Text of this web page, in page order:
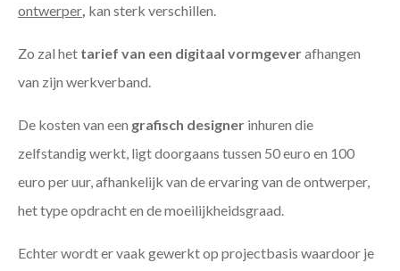
ontwerper kan sterk verschillen.
Zo zal het tarief van een digitaal vormgeverafhangen
van zijn werkverband.
De kosten van een grafisch designer inhuren die
zelfstandig werkt, ligt doorgaans tussen 50 euro en 100
euro per uur, afhankelijk van de ervaring van de ontwerper,
het type opdracht en de moeilijkheidsgraad.
Echter wordt er vaak gewerkt op projectbasis waardoor je